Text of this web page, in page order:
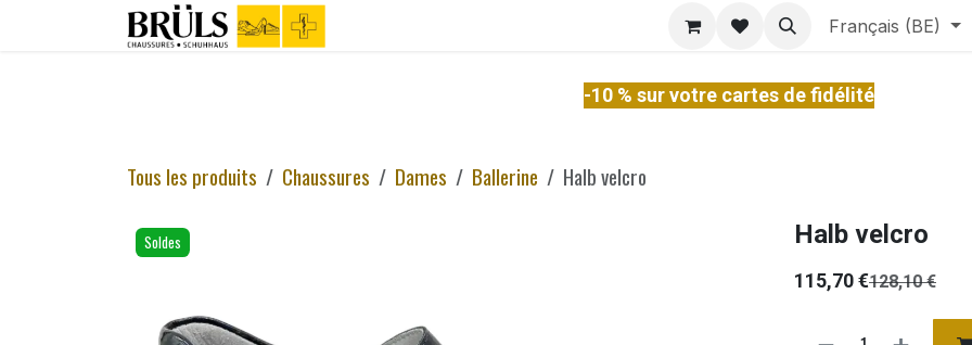
Se rendre au contenu Services Français (BE)
-10 % sur votre cartes de fidélité
Tous les produits Chaussures Dames Ballerine Halb velcro
Soldes Halb velcro
115,70€128,10€